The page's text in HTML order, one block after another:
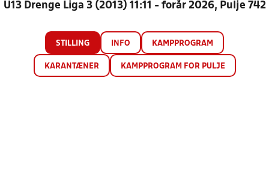
U13 Drenge Liga 3 (2013) 11:11 - forår 2026, Pulje 742
STILLING INFO KAMPPROGRAM
KARANTÆNER KAMPPROGRAM FOR PULJE